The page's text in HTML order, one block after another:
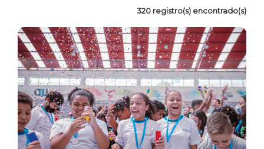
320 registro(s) encontrado(s)